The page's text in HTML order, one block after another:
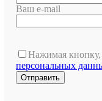
Ваш e-mail
Нажимая кнопку,
персональных